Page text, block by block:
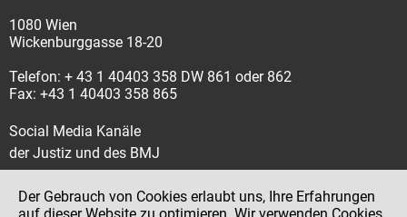
1080 Wien
Wickenburggasse 18-20
Telefon: + 43 1 40403 358 DW 861 oder 862
Fax: +43 1 40403 358 865
Social Media Kanäle
der Justiz und des BMJ
Der Gebrauch von Cookies erlaubt uns, Ihre Erfahrungen